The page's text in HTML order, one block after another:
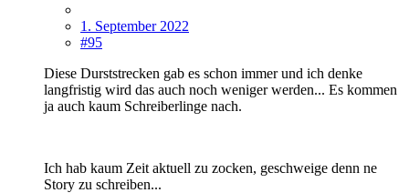
1. September 2022
#95
Diese Durststrecken gab es schon immer und ich denke
langfristig wird das auch noch weniger werden... Es kommen
ja auch kaum Schreiberlinge nach.
Ich hab kaum Zeit aktuell zu zocken, geschweige denn ne
Story zu schreiben...